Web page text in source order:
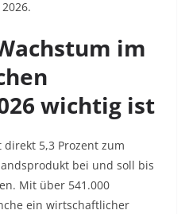
im
wichtig ist
5,3 Prozent zum
bei und soll bis
Mit über 541.000
ein wirtschaftlicher